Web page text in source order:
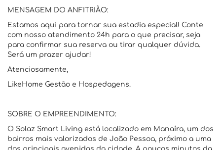
MENSAGEM DO ANFITRIÃO:
Estamos aqui para tornar sua estadia especial! Conte
com nosso atendimento 24h para o que precisar, seja
para confirmar sua reserva ou tirar qualquer dúvida.
Será um prazer ajudar!
Atenciosamente,
LikeHome Gestão e Hospedagens.
SOBRE O EMPREENDIMENTO:
O Solaz Smart Living está localizado em Manaíra, um dos
bairros mais valorizados de João Pessoa, próximo a uma